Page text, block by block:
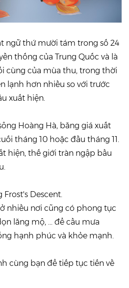
ngữ thứ mười tám trong số 24
thống của Trung Quốc và là
cùng của mùa thu, trong thời
lạnh hơn nhiều so với trước
xuất hiện.
Hoàng Hà, băng giá xuất
tháng 10 hoặc đầu tháng 11.
hiện, thế giới tràn ngập bầu
Descent.
ở nhiều nơi cũng có phong tục
lăng mộ, ... để cầu mưa
hạnh phúc và khỏe mạnh.
cùng bạn để tiếp tục tiến về